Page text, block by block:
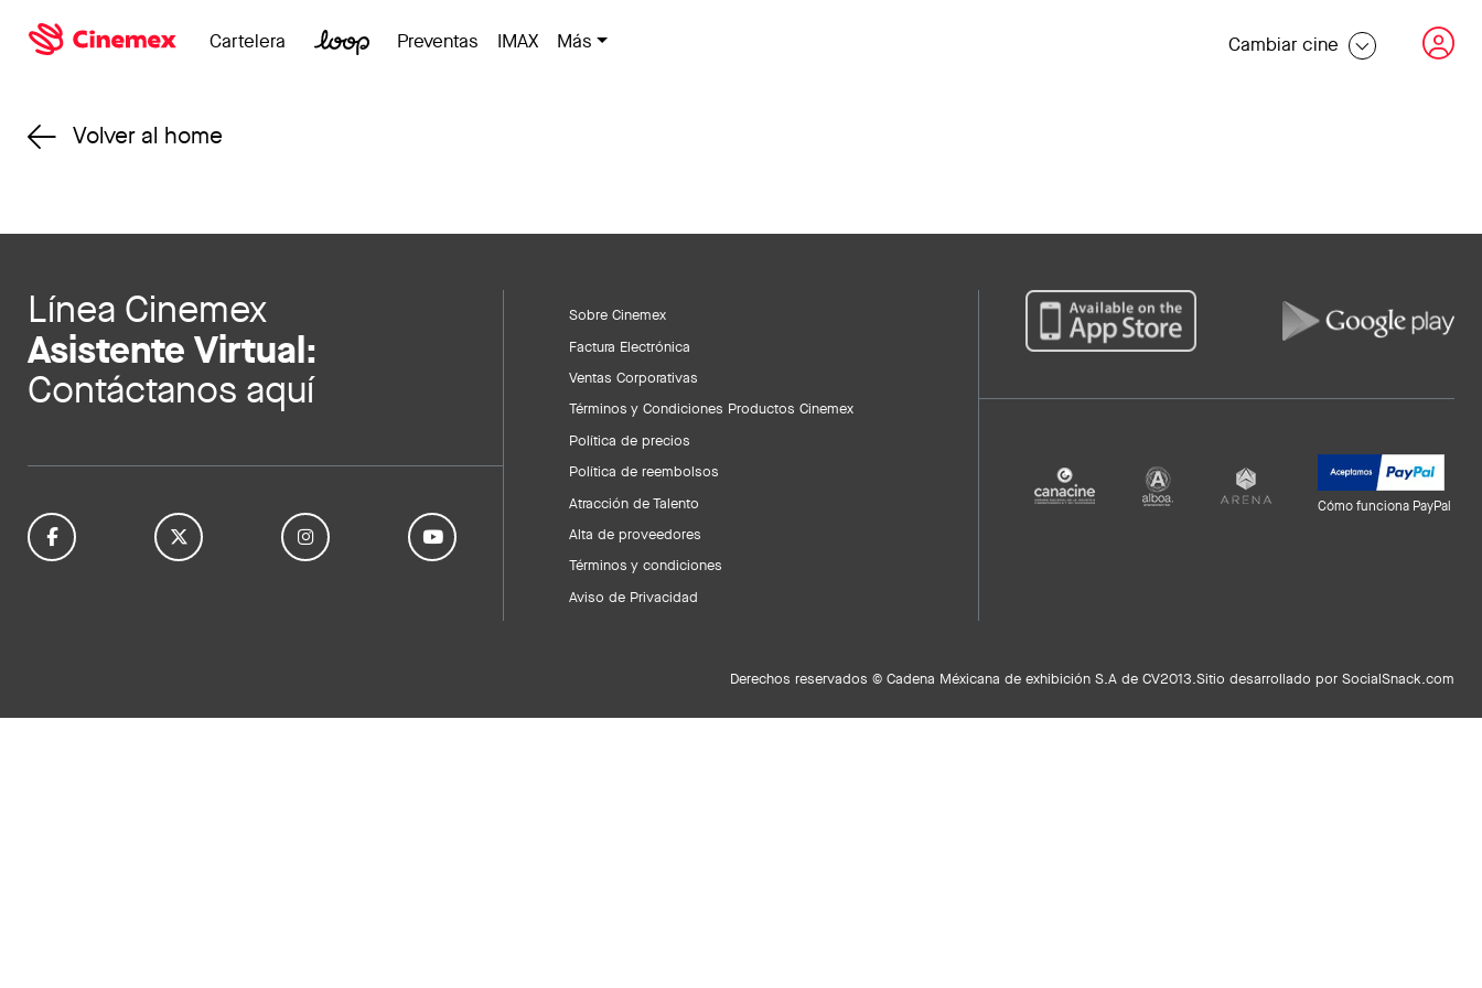
Cambiar cine
Cartelera Preventas IMAX Más
Volver al home
Línea Cinemex
Asistente Virtual:
Contáctanos aquí
Sobre Cinemex
Factura Electrónica
Ventas Corporativas
Términos y Condiciones Productos Cinemex
Política de precios
Política de reembolsos
Atracción de Talento
Alta de proveedores
Términos y condiciones
Aviso de Privacidad
Cómo funciona PayPal
Derechos reservados © Cadena Méxicana de exhibición S.A de CV2013.Sitio desarrollado por SocialSnack.com